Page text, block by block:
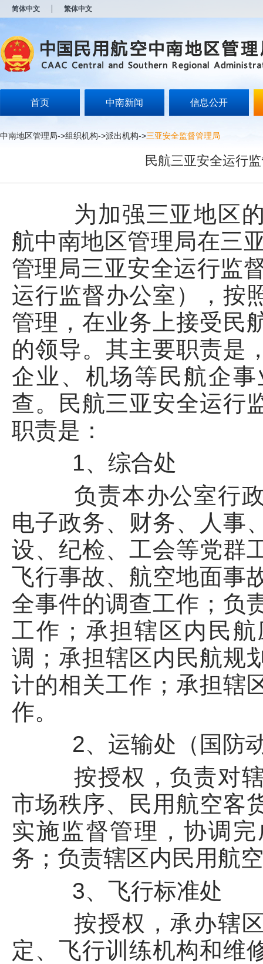
简体中文 繁体中文
首页 中南新闻 信息公开
中南地区管理局->组织机构->派出机构->三亚安全监督管理局
民航三亚安全运行
为加强三亚地区的
航中南地区管理局在三
管理局三亚安全运行监
运行监督办公室），按
管理，在业务上接受民
的领导。其主要职责是
企业、机场等民航企
查。民航三亚安全运行
职责是：
1、综合处
负责本办公室行政
电子政务、财务、人事
设、纪检、工会等党群
飞行事故、航空地面事
全事件的调查工作；负
工作；承担辖区内民
调；承担辖区内民航规
计的相关工作；承担辖
作。
2、运输处（国防
按授权，负责对辖
市场秩序、民用航空客
实施监督管理，协调
务；负责辖区内民用航
3、飞行标准处
按授权，承办辖区
定、飞行训练机构和维
开
无
障
说
按
Alt
键